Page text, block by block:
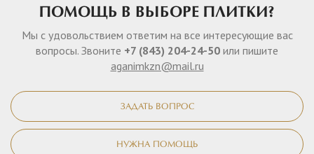
ПОМОЩЬ В ВЫБОРЕ ПЛИТКИ?
Мы с удовольствием ответим на все интересующие вас
вопросы. Звоните +7 (843) 204-24-50 или пишите
aganimkzn@mail.ru
ЗАДАТЬ ВОПРОС
НУЖНА ПОМОЩЬ